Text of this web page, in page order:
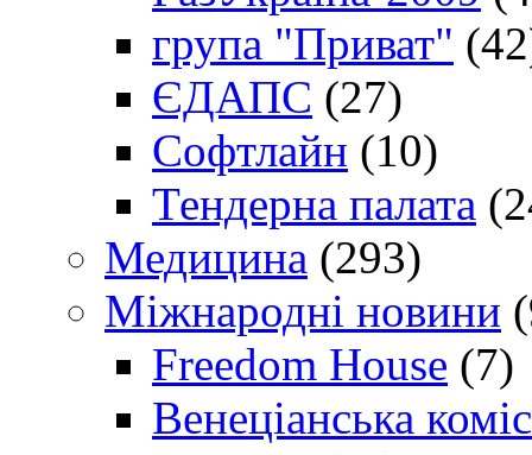
група "Приват"
ЄДАПС (27)
Софтлайн (10)
Тендерна палата
Медицина (293)
Міжнародні новини
Freedom House (7)
Венеціанська